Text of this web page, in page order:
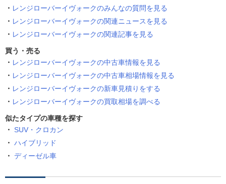
レンジローバーイヴォークのみんなの質問を見る
レンジローバーイヴォークの関連ニュースを見る
レンジローバーイヴォークの関連記事を見る
買う・売る
レンジローバーイヴォークの中古車情報を見る
レンジローバーイヴォークの中古車相場情報を見る
レンジローバーイヴォークの新車見積りをする
レンジローバーイヴォークの買取相場を調べる
似たタイプの車種を探す
SUV・クロカン
ハイブリッド
ディーゼル車